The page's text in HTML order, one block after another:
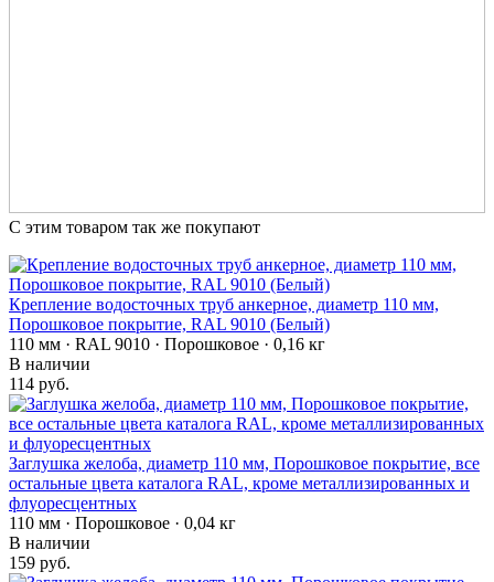
С этим товаром так же покупают
Крепление водосточных труб анкерное, диаметр 110 мм,
Порошковое покрытие, RAL 9010 (Белый)
110 мм · RAL 9010 · Порошковое · 0,16 кг
В наличии
114 руб.
Заглушка желоба, диаметр 110 мм, Порошковое покрытие, все
остальные цвета каталога RAL, кроме металлизированных и
флуоресцентных
110 мм · Порошковое · 0,04 кг
В наличии
159 руб.